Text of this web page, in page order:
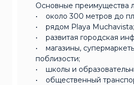
Основные преимущества
• около 300 метров до
• рядом Playa Muchavista;
• развитая городская
• магазины,
поблизости;
• школы и
• общественный